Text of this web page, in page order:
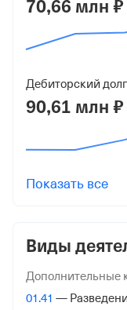
1064703003265
КПП
Налоговая
Межрайонная
70,66 млн ₽
Дебиторский долг
90,61 млн ₽
Показать все
Виды
Дополнительные
01.41 —